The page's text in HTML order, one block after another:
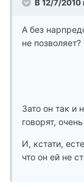
В 12/7/2010
А без
не позволяет?
Зато он так и
говорят,
И, кстати,
что он ей не